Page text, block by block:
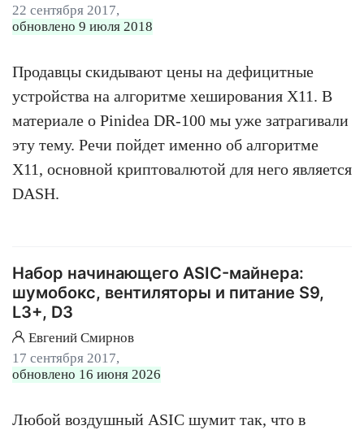
22 сентября 2017,
обновлено 9 июля 2018
Продавцы скидывают цены на дефицитные
устройства на алгоритме хеширования X11. В
материале о Pinidea DR-100 мы уже затрагивали
эту тему. Речи пойдет именно об алгоритме
X11, основной криптовалютой для него является
DASH.
Набор начинающего ASIC-майнера:
шумобокс, вентиляторы и питание S9,
L3+, D3
Евгений Смирнов
17 сентября 2017,
обновлено 16 июня 2026
Любой воздушный ASIC шумит так, что в